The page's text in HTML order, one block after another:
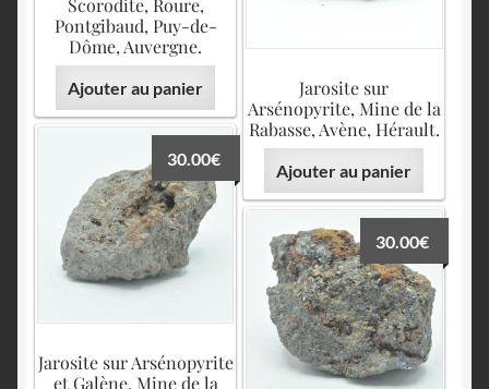
Pontgibaud, Puy-de-
Dôme, Auvergne.
Ajouter au panier
Jarosite sur
Arsénopyrite, Mine de la
Rabasse, Avène, Hérault.
Ajouter au panier
Jarosite sur Arsénopyrite
et Galène, Mine de la
30.00€
30.00€